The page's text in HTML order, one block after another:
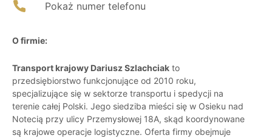
Pokaż numer telefonu
O firmie:
Transport krajowy Dariusz Szlachciak to
przedsiębiorstwo funkcjonujące od 2010 roku,
specjalizujące się w sektorze transportu i spedycji na
terenie całej Polski. Jego siedziba mieści się w Osieku nad
Notecią przy ulicy Przemysłowej 18A, skąd koordynowane
są krajowe operacje logistyczne. Oferta firmy obejmuje